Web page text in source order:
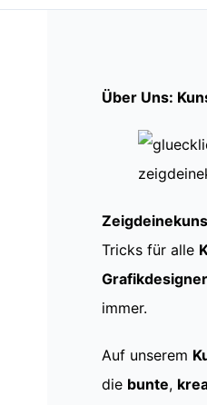
Über Uns:
Tricks für alle
Grafikdesigner
immer.
Auf unserem
die bunte,